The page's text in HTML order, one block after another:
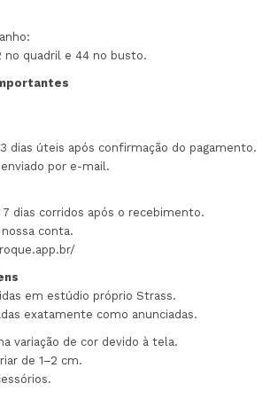
no quadril e 44 no busto.
dias úteis após confirmação do pagamento.
por e-mail.
dias corridos após o recebimento.
conta.
em estúdio próprio Strass.
exatamente como anunciadas.
variação de cor devido à tela.
de 1–2 cm.